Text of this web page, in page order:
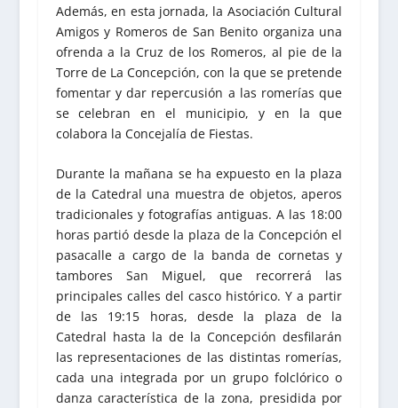
Además, en esta jornada, la Asociación Cultural
Amigos y Romeros de San Benito organiza una
ofrenda a la Cruz de los Romeros, al pie de la
Torre de La Concepción, con la que se pretende
fomentar y dar repercusión a las romerías que
se celebran en el municipio, y en la que
colabora la Concejalía de Fiestas.
Durante la mañana se ha expuesto en la plaza
de la Catedral una muestra de objetos, aperos
tradicionales y fotografías antiguas. A las 18:00
horas partió desde la plaza de la Concepción el
pasacalle a cargo de la banda de cornetas y
tambores San Miguel, que recorrerá las
principales calles del casco histórico. Y a partir
de las 19:15 horas, desde la plaza de la
Catedral hasta la de la Concepción desfilarán
las representaciones de las distintas romerías,
cada una integrada por un grupo folclórico o
danza característica de la zona, presidida por